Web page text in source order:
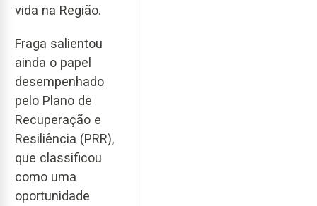
vida na Região.
Fraga salientou
ainda o papel
desempenhado
pelo Plano de
Recuperação e
Resiliência (PRR),
que classificou
como uma
oportunidade